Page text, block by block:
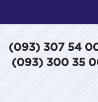
(093) 307 54
(093) 300 35